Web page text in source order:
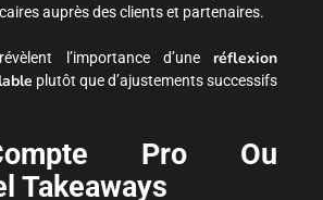
auprès des clients et partenaires.
l’importance d’une réflexion
plutôt que d’ajustements successifs
Pro Ou
Takeaways